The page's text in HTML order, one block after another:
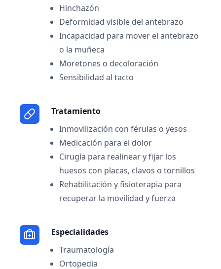
Hinchazón
Deformidad visible del antebrazo
Incapacidad para mover el antebrazo
o la muñeca
Moretones o decoloración
Sensibilidad al tacto
Tratamiento
Inmovilización con férulas o yesos
Medicación para el dolor
Cirugía para realinear y fijar los
huesos con placas, clavos o tornillos
Rehabilitación y fisioterapia para
recuperar la movilidad y fuerza
Especialidades
Traumatología
Ortopedia